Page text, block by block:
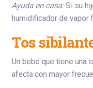
Ayuda en casa:Si su
humidificador de vapor
Tos
Un bebé que tiene una
afecta con mayor